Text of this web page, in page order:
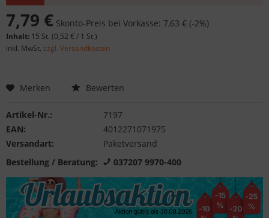
7,79 € Skonto-Preis bei Vorkasse: 7,63 € (-2%)
Inhalt: 15 St. (0,52 €/ 1 St.)
inkl. MwSt. zzgl. Versandkosten
Merken Bewerten
Artikel-Nr.:
7197
EAN:
4012271071975
Versandart:
Paketversand
Bestellung / Beratung:
037207 9970-400